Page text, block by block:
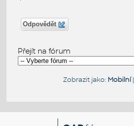
Odpovědět
Přejít na fórum
Zobrazit jako: Mobilní|